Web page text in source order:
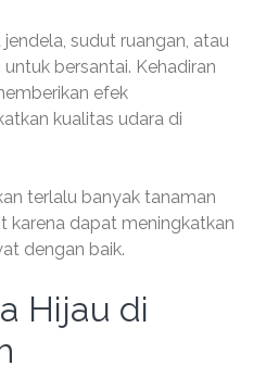
sudut ruangan, atau
bersantai. Kehadiran
efek
kualitas udara di
terlalu banyak tanaman
karena dapat meningkatkan
dengan baik.
Hijau di